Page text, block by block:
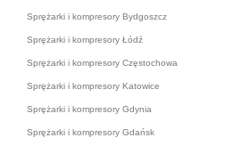
Sprężarki i kompresory Bydgoszcz
Sprężarki i kompresory Łódź
Sprężarki i kompresory Częstochowa
Sprężarki i kompresory Katowice
Sprężarki i kompresory Gdynia
Sprężarki i kompresory Gdańsk